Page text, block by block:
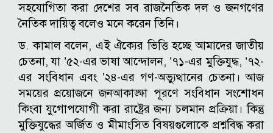
সহযোগিতা করা দেশের সব রাজনৈতিক দল ও জনগণের
নৈতিক দায়িত্ব বলেও মনে করেন তিনি।
ড. কামাল বলেন, এই ঐক্যের ভিত্তি হচ্ছে আমাদের জাতীয়
চেতনা, যা ’৫২-এর ভাষা আন্দোলন, ’৭১-এর মুক্তিযুদ্ধ, ’৭২-
এর সংবিধান এবং ’২৪-এর গণ-অভ্যুত্থানের চেতনা। আজ
সময়ের প্রয়োজনে জনআকাঙ্ক্ষা পূরণে সংবিধান সংশোধন
কিংবা যুগোপযোগী করা রাষ্ট্রের জন্য চলমান প্রক্রিয়া। কিন্তু
মুক্তিযুদ্ধের অর্জিত ও মীমাংসিত বিষয়গুলোকে প্রশ্নবিদ্ধ করা